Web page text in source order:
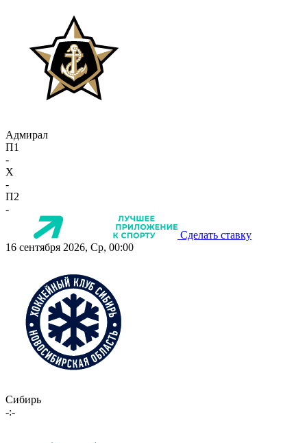
Адмирал
П1
-
X
-
П2
-
Сделать ставку
16 сентября 2026, Ср, 00:00
Сибирь
-:-